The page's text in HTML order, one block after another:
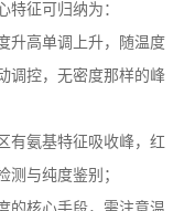
特征可归纳为：
升高单调上升，随温度
调控，无密度那样的峰
有氨基特征吸收峰，红
测与纯度鉴别；